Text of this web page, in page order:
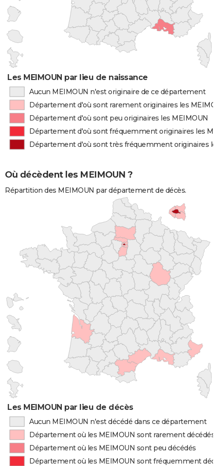
Les MEIMOUN par lieu de naissance
Aucun MEIMOUN n'est originaire de ce département
Département d'où sont rarement originaires les
Département d'où sont peu originaires les MEIMOUN
Département d'où sont fréquemment originaires les
Département d'où sont très fréquemment originaires
Où décèdent les MEIMOUN ?
Répartition des MEIMOUN par département de décès.
Les MEIMOUN par lieu de décès
Aucun MEIMOUN n'est décédé dans ce département
Département où les MEIMOUN sont rarement décédés
Département où les MEIMOUN sont peu décédés
Département où les MEIMOUN sont fréquemment